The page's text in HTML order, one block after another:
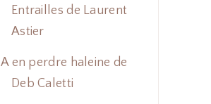
Entrailles de Laurent
Astier
A en perdre haleine de
Deb Caletti